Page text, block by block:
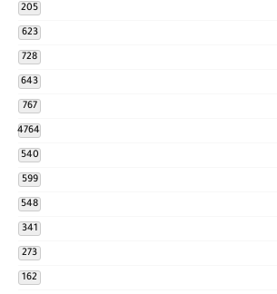
205
623
728
643
767
4764
540
599
548
341
273
162